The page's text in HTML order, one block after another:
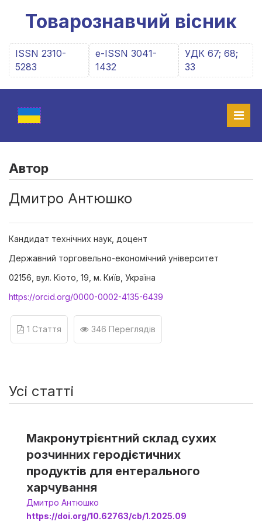
Товарознавчий вісник
ISSN 2310-
5283
e-ISSN 3041-
1432
УДК 67; 68;
33
Автор
Дмитро Антюшко
Кандидат технічних наук, доцент
Державний торговельно-економічний університет
02156, вул. Кіото, 19, м. Київ, Україна
https://orcid.org/0000-0002-4135-6439
1 Стаття 346 Переглядів
Усі статті
Макронутрієнтний склад сухих
розчинних геродієтичних
продуктів для ентерального
харчування
Дмитро Антюшко
https://doi.org/10.62763/cb/1.2025.09